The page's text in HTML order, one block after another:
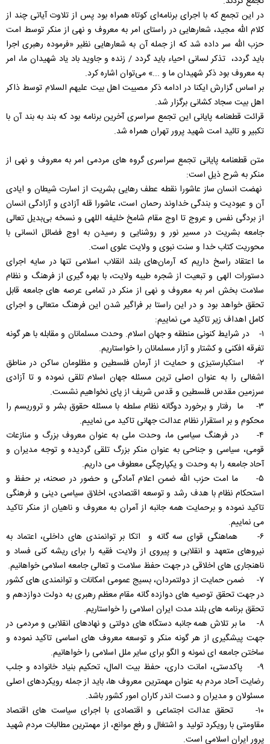
در این تجمع که با اجرای برنامه‌ای کوتاه همراه بود پس از تلاوت آیاتی چند از
کلام الله مجید، شعارهایی در راستای امر به معروف و نهی از منکر توسط امت
حزب الله سر داده شد که از جمله آن به شعارهایی نظیر «فرموده رهبری اجرا
باید گردد، تذکر لسانی احیاء باید گردد / زنده و جاوید باد یاد شهیدان ما، امر
به معروف بود ذکر شهیدان ما و ...» می‌توان اشاره کرد.
بر اساس گزارش ایکنا در ادامه ذکر مصیبت اهل بیت علیهم السلام توسط ذاکر
اهل بیت سجاد کشانی برگزار شد.
قرائت قطعنامه پایانی این تجمع سراسری آخرین برنامه بود که بند به بند آن با
تکبیر و تائید امت شهید پرور تهران همراه شد.
متن قطعنامه پایانی تجمع سراسری گروه های مردمی امر به معروف و نهی از
منکر به شرح ذیل است:
نهضت انسان ساز عاشورا نقطه عطف رهایی بشریت از اسارت شیطان و ایادی
آن و عبودیت و بندگی خداوند رحمان است، عاشورا قله آزادی و آزادگی انسان
از بردگی نفس و عروج تا اوج مقام شامخ خلیفه اللهی و نسخه بی‌بدیل تعالی
جامعه بشریت در مسیر نور و روشنایی و رسیدن به اوج فضائل انسانی با
محوریت کتاب خدا و سنت نبوی و ولایت علوی است.
ما اعتقاد راسخ داریم که آرمان‌های بلند انقلاب اسلامی تنها در سایه اجرای
دستورات الهی و تبعیت از شجره طیبه ولایت، با بهره گیری از فرهنگ و نظام
سلامت بخش امر به معروف و نهی از منکر در تمامی عرصه های جامعه قابل
تحقق خواهد بود و در این راستا بر فراگیر شدن این فرهنگ متعالی و اجرای
کامل اهداف زیر تاکید می نماییم:
۱- در شرایط کنونی منطقه و جهان اسلام. وحدت مسلمانان و مقابله با هر گونه
تفرقه افکنی و کشتار و آزار مسلمانان را خواستاریم.
۲- استکبارستیزی و حمایت از آرمان فلسطین و مظلومان ساکن در مناطق
اشغالی را به عنوان اصلی ترین مسئله جهان اسلام تلقی نموده و تا آزادی
سرزمین مقدس فلسطین و قدس شریف از پای نخواهیم نشست.
۳- ما رفتار و برخورد دوگانه نظام سلطه با مسئله حقوق بشر و تروریسم را
محکوم و بر استقرار نظام عدالت جهانی تاکید می نماییم.
۴- در فرهنگ سیاسی ما، وحدت ملی به عنوان معروف بزرگ و منازعات
قومی، سیاسی و جناحی به عنوان منکر بزرگ تلقی گردیده و توجه مدیران و
آحاد جامعه را به وحدت و یکپارچگی معطوف می داریم.
۵- ما امت حزب الله ضمن اعلام آمادگی و حضور در صحنه، بر حفظ و
استحکام نظام با هدف رشد و توسعه اقتصادی، اخلاق سیاسی دینی و فرهنگی
تاکید نموده و برحمایت همه جانبه از آمران به معروف و ناهیان از منکر تاکید
می نماییم.
۶- هماهنگی قوای سه گانه و اتکا بر توانمندی های داخلی، اعتماد به
نیروهای متعهد و انقلابی و پیروی از ولایت فقیه را برای ریشه کنی فساد و
ناهنجاری های اخلاقی در جهت حفظ سلامت و تعالی جامعه اسلامی خواهانیم.
۷- ضمن حمایت از دولتمردان، بسیج عمومی امکانات و توانمندی های کشور
در جهت تحقق توصیه های دوازده گانه مقام معظم رهبری به دولت دوازدهم و
تحقق برنامه های بلند مدت ایران اسلامی را خواستاریم.
۸- ما بر تلاش همه جانبه دستگاه های دولتی و نهادهای انقلابی و مردمی در
جهت پیشگیری از هر گونه منکر و توسعه معروف های اساسی تاکید نموده و
ساختن جامعه ای نمونه و الگو برای سایر ملل اسلامی را خواهانیم.
۹- پاکدستی، امانت داری، حفظ بیت المال، تحکیم بنیاد خانواده و جلب
رضایت آحاد مردم به عنوان مهمترین معروف ها، باید از جمله رویکردهای اصلی
مسئولان و مدیران و دست اندر کاران امور کشور باشد.
۱۰- تحقق عدالت اجتماعی و اقتصادی با اجرای سیاست های اقتصاد
مقاومتی با رویکرد تولید و اشتغال و رفع موانع، از مهمترین مطالبات مردم شهید
پرور ایران اسلامی است.